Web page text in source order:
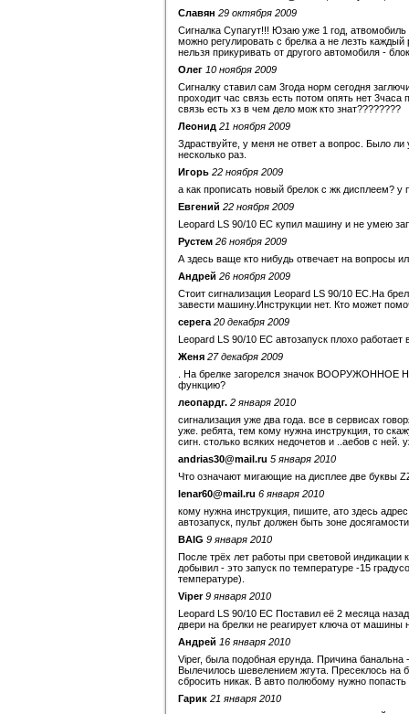
Славян 29 октября 2009
Сигналка Супагут!!! Юзаю уже 1 год, атвомобиль
можно регулировать с брелка а не лезть
нельзя прикуривать от другого автомобиля -
Олег 10 ноября 2009
Сигналку ставил сам 3года норм сегодня
проходит час связь есть потом опять нет
связь есть хз в чем дело мож кто знат????????
Леонид 21 ноября 2009
Здраствуйте, у меня не ответ а вопрос. Было ли
несколько раз.
Игорь 22 ноября 2009
а как прописать новый брелок с жк дисплеем? у
Евгений 22 ноября 2009
Leopard LS 90/10 EC купил машину и не умею
Рустем 26 ноября 2009
А здесь ваще кто нибудь отвечает на вопросы
Андрей 26 ноября 2009
Стоит сигнализация Leopard LS 90/10 EC.На
завести машину.Инструкции нет. Кто может
серега 20 декабря 2009
Leopard LS 90/10 EC автозапуск плохо
Женя 27 декабря 2009
. На брелке загорелся значок ВООРУЖОННОЕ
функцию?
леопардг. 2 января 2010
сигнализация уже два года. все в сервисах
уже. ребята, тем кому нужна инструкция, то
сигн. столько всяких недочетов и ..аебов с
andrias30@mail.ru 5 января 2010
Что означают мигающие на дисплее две буквы
lenar60@mail.ru 6 января 2010
кому нужна инструкция, пишите, ато здесь
автозапуск, пульт должен быть зоне
BAIG 9 января 2010
После трёх лет работы при световой индикации
добывил - это запуск по температуре -15
температуре).
Viper 9 января 2010
Leopard LS 90/10 EC Поставил её 2 месяца
двери на брелки не реагирует ключа от машины
Андрей 16 января 2010
Viper, была подобная ерунда. Причина банальна
Вылечилось шевелением жгута. Пресеклось на
сбросить никак. В авто полюбому нужно попасть
Гарик 21 января 2010